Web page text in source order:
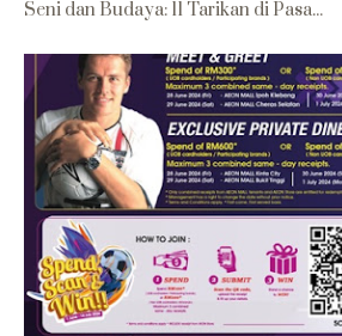
Seni dan Budaya: 11 Tarikan di Pasa...